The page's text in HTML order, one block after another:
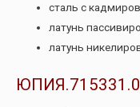
сталь с
латунь
латунь